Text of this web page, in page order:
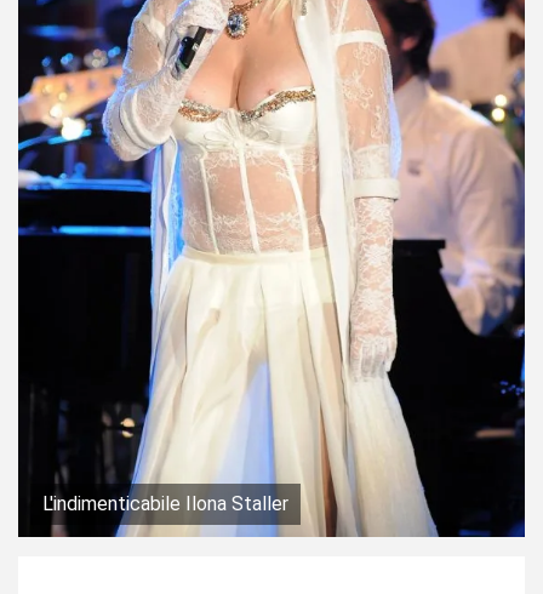
L'indimenticabile Ilona Staller